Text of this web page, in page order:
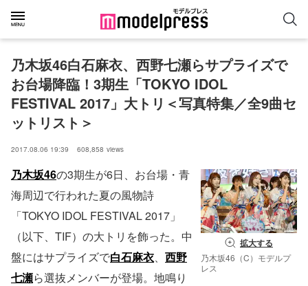
乃木坂46白石麻衣、西野七瀬らサプライズで
お台場降臨！3期生「TOKYO IDOL
FESTIVAL 2017」大トリ＜写真特集／全9曲セ
ットリスト＞
2017.08.06 19:39 608,858 views
拡大する
乃木坂46（C）モデルプ
レス
乃木坂46の3期生が6日、お台場・青
海周辺で行われた夏の風物詩
「TOKYO IDOL FESTIVAL 2017」
（以下、TIF）の大トリを飾った。中
盤にはサプライズで白石麻衣、 西野
七瀬ら選抜メンバーが登場。地鳴り